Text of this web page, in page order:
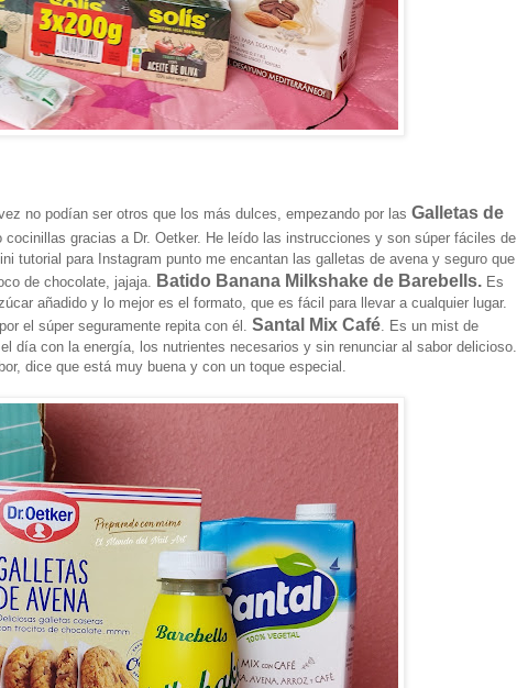
no podían ser otros que los más dulces, empezando por las Galletas de
cocinillas gracias a Dr. Oetker. He leído las instrucciones y son súper fáciles de
tutorial para Instagram punto me encantan las galletas de avena y seguro que
de chocolate, jajaja.
Batido Banana Milkshake de Barebells. Es
añadido y lo mejor es el formato, que es fácil para llevar a cualquier lugar.
el súper seguramente repita con él. Santal Mix Café . Es un mist de
día con la energía, los nutrientes necesarios y sin renunciar al sabor delicioso.
dice que está muy buena y con un toque especial.